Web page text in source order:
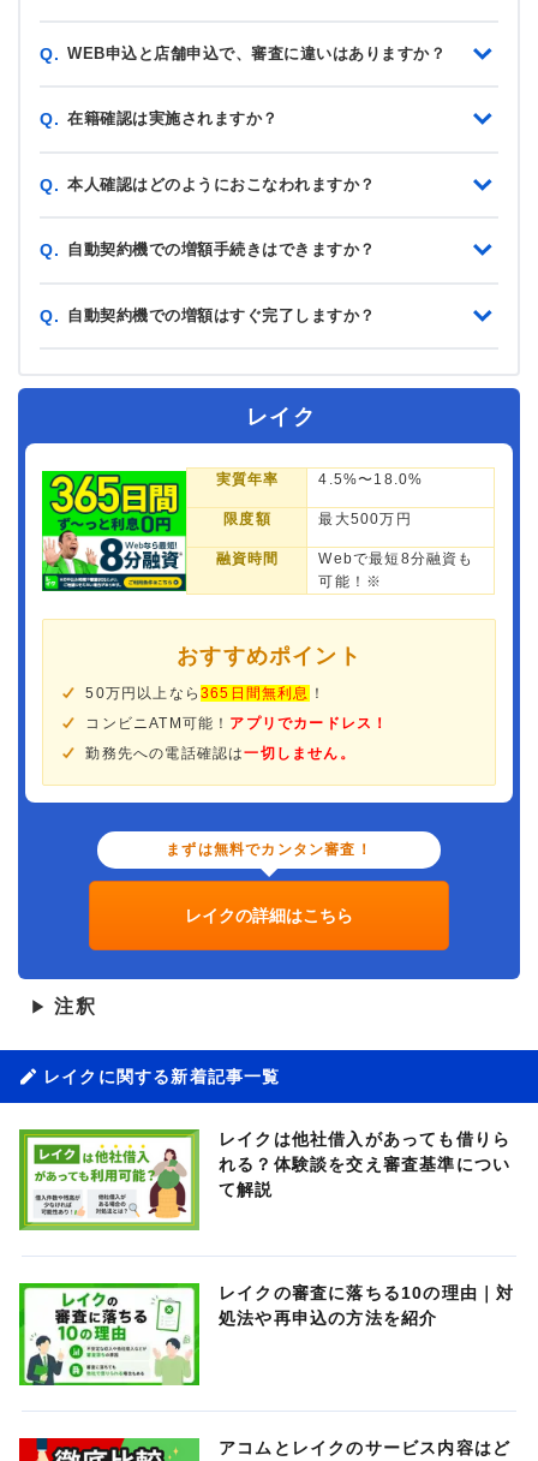
Q. WEB申込と店舗申込で、審査に違いはありますか？
Q. 在籍確認は実施されますか？
Q. 本人確認はどのようにおこなわれますか？
Q. 自動契約機での増額手続きはできますか？
Q. 自動契約機での増額はすぐ完了しますか？
レイク
実質年率 4.5%〜18.0%
限度額 最大500万円
融資時間
Webで最短8分融資も
可能！※
おすすめポイント
50万円以上なら365日間無利息
！
コンビニATM可能！ アプリでカードレス！
勤務先への電話確認は一切しません。
まずは無料でカンタン審査！
レイクの詳細はこちら
▶ 注釈
レイクに関する新着記事一覧
レイクは他社借入があっても借りら
れる？体験談を交え審査基準につい
て解説
レイクの審査に落ちる10の理由｜対
処法や再申込の方法を紹介
アコムとレイクのサービス内容はど